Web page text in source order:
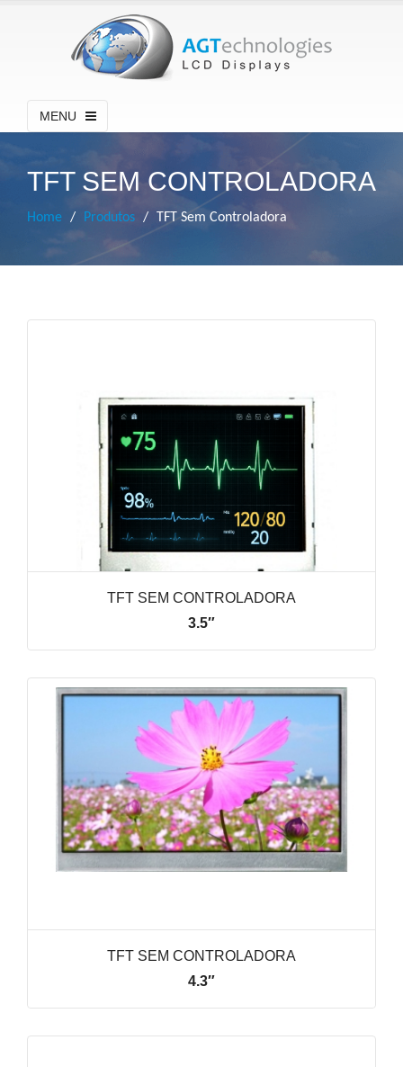
MENU
TFT SEM CONTROLADORA
Home Produtos TFT Sem Controladora
TFT SEM CONTROLADORA
3.5″
TFT SEM CONTROLADORA
4.3″